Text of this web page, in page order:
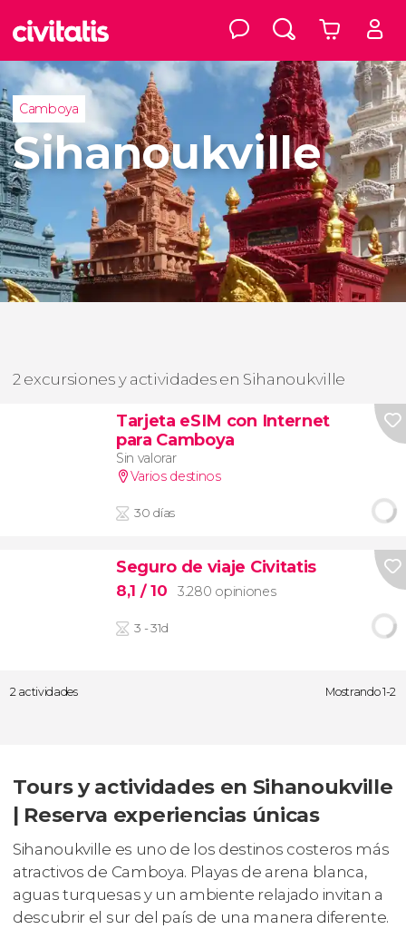
Camboya
Sihanoukville
2 excursiones y actividades en Sihanoukville
Tarjeta eSIM con Internet
para Camboya
Sin valorar
Varios destinos
30 días
Seguro de viaje Civitatis
8,1 / 10 3.280 opiniones
3 - 31d
2 actividades Mostrando 1-2
Tours y actividades en Sihanoukville
| Reserva experiencias únicas
Sihanoukville es uno de los destinos costeros más
atractivos de Camboya. Playas de arena blanca,
aguas turquesas y un ambiente relajado invitan a
descubrir el sur del país de una manera diferente.